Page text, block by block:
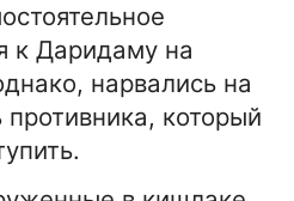
к Даридаму на
нарвались на
который